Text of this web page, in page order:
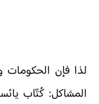
لذا فإن الحكومات
المشاكل: كُتّاب